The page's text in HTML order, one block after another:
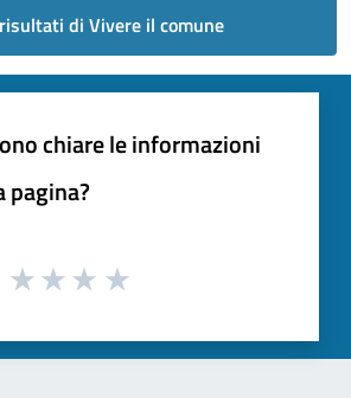
di Vivere il comune
chiare le informazioni
pagina?